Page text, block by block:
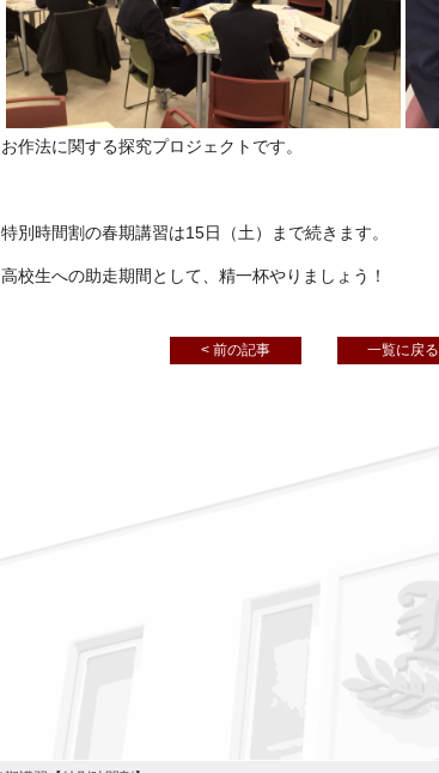
お作法に関する探究プロジェクトです。
特別時間割の春期講習は15日（土）まで続きます。
高校生への助走期間として、精一杯やりましょう！
< 前の記事 一覧に戻る